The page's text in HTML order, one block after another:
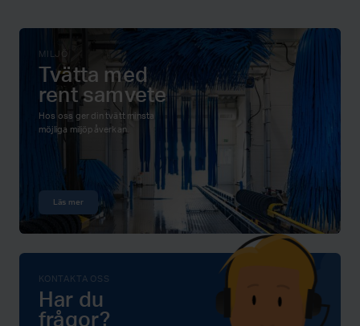
MILJÖ
Tvätta med
rent samvete
Hos oss ger din tvätt minsta
möjliga miljöpåverkan.
Läs mer
KONTAKTA OSS
Har du
frågor?